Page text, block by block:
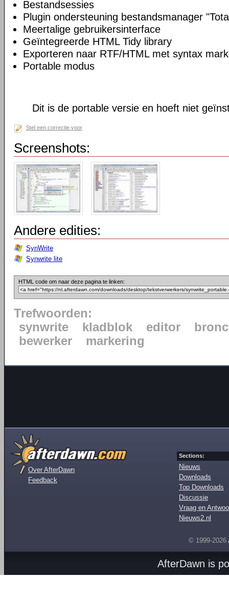
Bestandsessies
Plugin ondersteuning bestandsmanager
Meertalige gebruikersinterface
Geïntegreerde HTML Tidy library
Exporteren naar RTF/HTML met syntax
Portable modus
Dit is de portable versie en hoeft niet
Stel een correctie voor
Screenshots:
Andere edities:
SynWrite
Synwrite lite
HTML code om naar deze pagina te linken:
Trefwoorden:
synwrite
kladblok editor
bewerker
markering
Over AfterDawn
Feedback
Sections:
Nieuws
Downloads
Top Downloads
Discussie
Vraag en
Nieuws2.nl
© 1999-2026
AfterDawn is